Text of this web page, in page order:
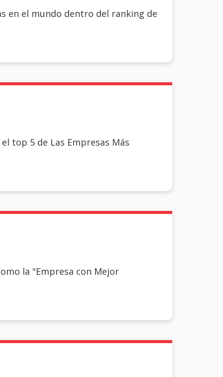
en el mundo dentro del ranking de
top 5 de Las Empresas Más
la "Empresa con Mejor